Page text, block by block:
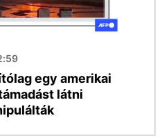
egy amerikai
látni